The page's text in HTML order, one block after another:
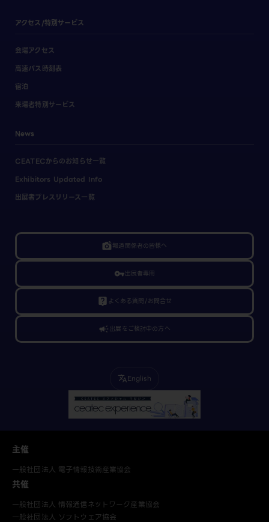
アクセス/特別サービス
会場アクセス
高速バス時刻表
宿泊
来場者特別サービス
News
CEATECからのお知らせ一覧
Exhibitors Updated Info
出展者プレスリリース一覧
linked_camera報道関係者の皆様へ
vpn_key出展者専用
live_help よくある質問/お問合せ
campaign出展をご検討中の方へ
translateEnglish
主催
一般社団法人 電子情報技術産業協会
共催
一般社団法人 情報通信ネットワーク産業協会
一般社団法人 ソフトウェア協会